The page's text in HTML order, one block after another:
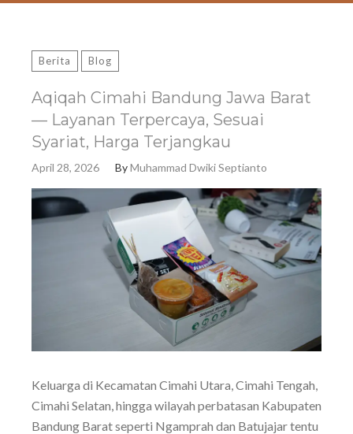
Berita Blog
Aqiqah Cimahi Bandung Jawa Barat
— Layanan Terpercaya, Sesuai
Syariat, Harga Terjangkau
April 28, 2026 ByMuhammad Dwiki Septianto
Keluarga di Kecamatan Cimahi Utara, Cimahi Tengah,
Cimahi Selatan, hingga wilayah perbatasan Kabupaten
Bandung Barat seperti Ngamprah dan Batujajar tentu